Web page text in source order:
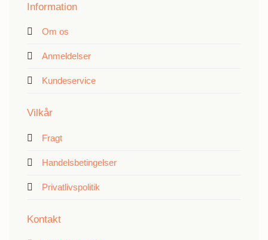
Information
Om os
Anmeldelser
Kundeservice
Vilkår
Fragt
Handelsbetingelser
Privatlivspolitik
Kontakt